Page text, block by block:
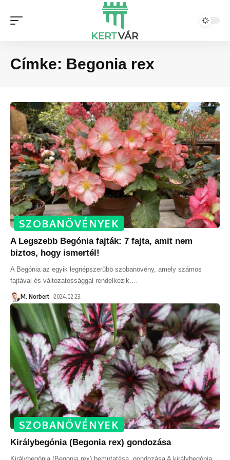
Címke: Begonia rex
SZOBANÖVÉNYEK
A Legszebb Begónia fajták: 7 fajta, amit nem
biztos, hogy ismertél!
A Begónia az egyik legnépszerűbb szobanövény, amely számos
fajtával és változatossággal rendelkezik.
M. Norbert 2024.02.23.
SZOBANÖVÉNYEK
Királybegónia (Begonia rex) gondozása